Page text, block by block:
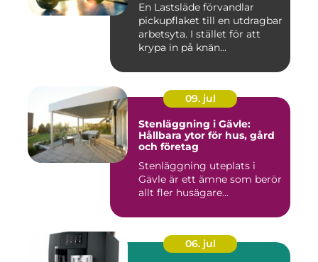
En Lastsläde förvandlar
pickupflaket till en utdragbar
arbetsyta. I stället för att
krypa in på knän...
09. jul
Stenläggning i Gävle:
Hållbara ytor för hus, gård
och företag
Stenläggning uteplats i
Gävle är ett ämne som berör
allt fler husägare...
06. jul